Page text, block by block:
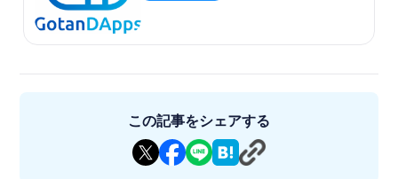
この記事をシェアする